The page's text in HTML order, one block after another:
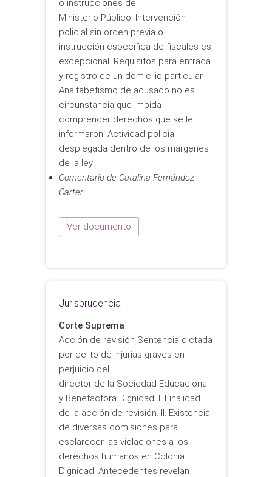
o instrucciones del
Ministerio Público. Intervención
policial sin orden previa o
instrucción específica de fiscales es
excepcional. Requisitos para entrada
y registro de un domicilio particular.
Analfabetismo de acusado no es
circunstancia que impida
comprender derechos que se le
informaron. Actividad policial
desplegada dentro de los márgenes
de la ley
Comentario de Catalina Fernández
Carter
Ver documento
Jurisprudencia
Corte Suprema
Acción de revisión Sentencia dictada
por delito de injurias graves en
perjuicio del
director de la Sociedad Educacional
y Benefactora Dignidad. I. Finalidad
de la acción de revisión. II. Existencia
de diversas comisiones para
esclarecer las violaciones a los
derechos humanos en Colonia
Dignidad. Antecedentes revelan